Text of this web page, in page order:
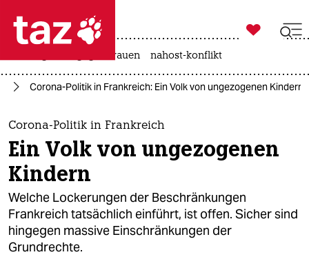
 taz zahl ich
taz zahl ich
themen
politik
öko
gesellschaft
kultur

taz zahl ich
gewalt gegen frauen nahost-konflikt
Corona-Politik in Frankreich: Ein Volk von ungezogenen Kindern
Corona-Politik in Frankreich
Ein Volk von ungezogenen
Kindern
Welche Lockerungen der Beschränkungen
Frankreich tatsächlich einführt, ist offen. Sicher sind
hingegen massive Einschränkungen der
Grundrechte.